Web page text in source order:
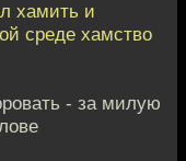
хамить и
среде хамство
- за милую